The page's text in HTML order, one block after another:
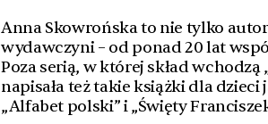
Anna Skowrońska to nie tylko
wydawczyni – od ponad 20 lat
Poza serią, w której skład wchodzą
napisała też takie książki dla dzieci
„Alfabet polski” i „Święty